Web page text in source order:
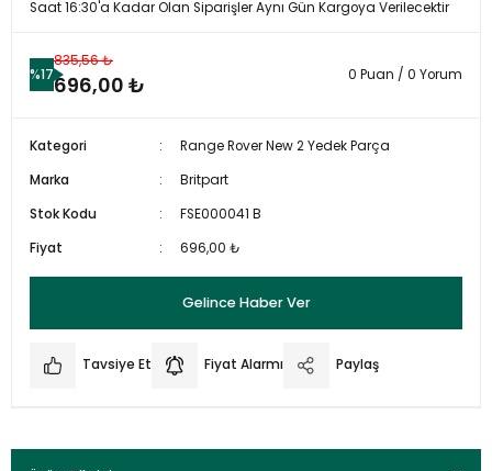
Saat 16:30'a Kadar Olan Siparişler Aynı Gün Kargoya Verilecektir
%17
835,56 ₺
696,00 ₺ 0 Puan / 0 Yorum
Kategori
Range Rover New 2 Yedek Parça
Marka
Britpart
Stok Kodu
FSE000041 B
Fiyat
696,00 ₺
Gelince Haber Ver
Tavsiye Et Fiyat Alarmı Paylaş